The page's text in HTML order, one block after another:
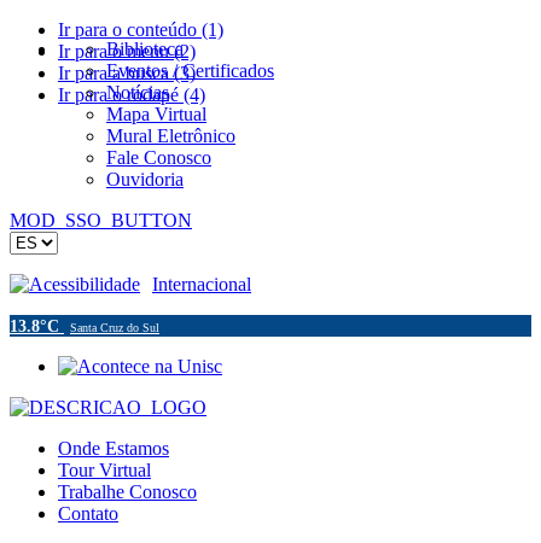
Ir para o conteúdo (1)
Ir para o menu (2)
Ir para a busca (3)
Ir para o rodapé (4)
Biblioteca
Eventos / Certificados
Notícias
Mapa Virtual
Mural Eletrônico
Fale Conosco
Ouvidoria
MOD_SSO_BUTTON
Acessibilidade Internacional
13.8°C Santa Cruz do Sul
Onde Estamos
Tour Virtual
Trabalhe Conosco
Contato